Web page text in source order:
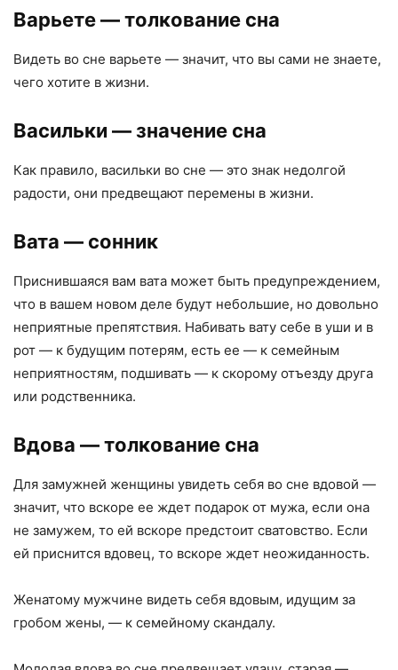
Варьете— толкование сна
Видеть во сне варьете — значит, что вы сами не знаете,
чего хотите в жизни.
Васильки— значение сна
Как правило, васильки во сне — это знак недолгой
радости, они предвещают перемены в жизни.
Вата — сонник
Приснившаяся вам вата может быть предупреждением,
что в вашем новом деле будут небольшие, но довольно
неприятные препятствия. Набивать вату себе в уши и в
рот — к будущим потерям, есть ее — к семейным
неприятностям, подшивать — к скорому отъезду друга
или родственника.
Вдова — толкование сна
Для замужней женщины увидеть себя во сне вдовой —
значит, что вскоре ее ждет подарок от мужа, если она
не замужем, то ей вскоре предстоит сватовство. Если
ей приснится вдовец, то вскоре ждет неожиданность.
Женатому мужчине видеть себя вдовым, идущим за
гробом жены, — к семейному скандалу.